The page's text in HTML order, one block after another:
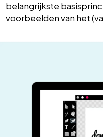
belangrijkste
voorbeelden van het